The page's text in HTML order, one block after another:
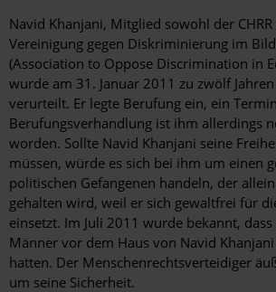
Navid Khanjani, Mitglied sowohl der
Vereinigung gegen Diskriminierung im
(Association to Oppose Discrimination in
wurde am 31. Januar 2011 zu zwölf
verurteilt. Er legte Berufung ein, ein
Berufungsverhandlung ist ihm allerdings
worden. Sollte Navid Khanjani seine
müssen, würde es sich bei ihm um einen
politischen Gefangenen handeln, der
gehalten wird, weil er sich gewaltfrei für
einsetzt. Im Juli 2011 wurde bekannt,
Männer vor dem Haus von Navid
hatten. Der Menschenrechtsverteidiger
um seine Sicherheit.